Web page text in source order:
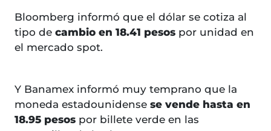
Bloomberg informó que el dólar se cotiza al
tipo de cambio en 18.41 pesos por unidad en
el mercado spot.
Y Banamex informó muy temprano que la
moneda estadounidense se vende hasta en
18.95 pesos por billete verde en las